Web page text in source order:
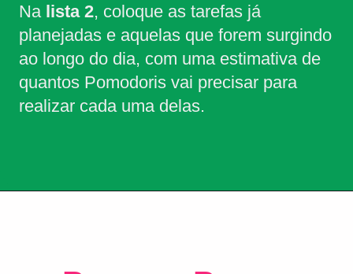
Na lista 2, coloque as tarefas já
planejadas e aquelas que forem surgindo
ao longo do dia, com uma estimativa de
quantos Pomodoris vai precisar para
realizar cada uma delas.